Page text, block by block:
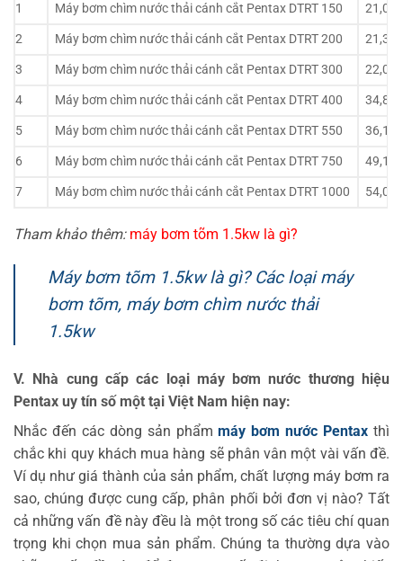
1
Máy bơm chìm nước thải cánh cắt Pentax DTRT 150
2
Máy bơm chìm nước thải cánh cắt Pentax DTRT 200
3
Máy bơm chìm nước thải cánh cắt Pentax DTRT 300
4
Máy bơm chìm nước thải cánh cắt Pentax DTRT 400
5
Máy bơm chìm nước thải cánh cắt Pentax DTRT 550
6
Máy bơm chìm nước thải cánh cắt Pentax DTRT 750
7
Máy bơm chìm nước thải cánh cắt Pentax DTRT 1000
Tham khảo thêm: máy bơm tõm 1.5kw là gì?
Máy bơm tõm 1.5kw là gì? Các loại máy
bơm tõm, máy bơm chìm nước thải
1.5kw
V. Nhà cung cấp các loại máy bơm nước thương hiệu
Pentax uy tín số một tại Việt Nam hiện nay:
Nhắc đến các dòng sản phẩmmáy bơm nước Pentax thì
chắc khi quy khách mua hàng sẽ phân vân một vài vấn đề.
Ví dụ như giá thành của sản phẩm, chất lượng máy bơm ra
sao, chúng được cung cấp, phân phối bởi đơn vị nào? Tất
cả những vấn đề này đều là một trong số các tiêu chí quan
trọng khi chọn mua sản phẩm. Chúng ta thường dựa vào